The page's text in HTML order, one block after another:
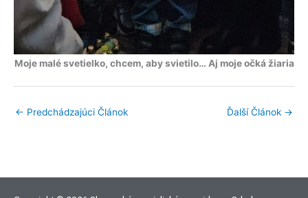
Moje malé svetielko, chcem, aby svietilo… Aj moje očká žiaria
← Predchádzajúci Článok Ďalší Článok →